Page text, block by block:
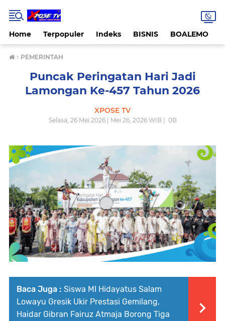
Home Terpopuler Indeks BISNIS BOALEMO
› PEMERINTAH
Puncak Peringatan Hari Jadi
Lamongan Ke-457 Tahun 2026
XPOSE TV
Selasa, 26 Mei 2026 | Mei 26, 2026 WIB | 0B
Baca Juga : Siswa MI Hidayatus Salam
Lowayu Gresik Ukir Prestasi Gemilang,
Haidar Gibran Fairuz Atmaja Borong Tiga